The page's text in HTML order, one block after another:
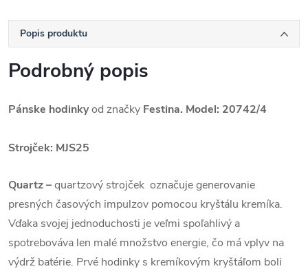
Popis produktu
Podrobný popis
Pánske hodinkyod značky Festina. Model: 20742/4
Strojček: MJS25
Quartz–quartzový strojček označuje generovanie
presných časových impulzov pomocou kryštálu kremíka.
Vďaka svojej jednoduchosti je veľmi spoľahlivý a
spotrebováva len malé množstvo energie, čo má vplyv na
výdrž batérie. Prvé hodinky s kremíkovým kryštáľom boli